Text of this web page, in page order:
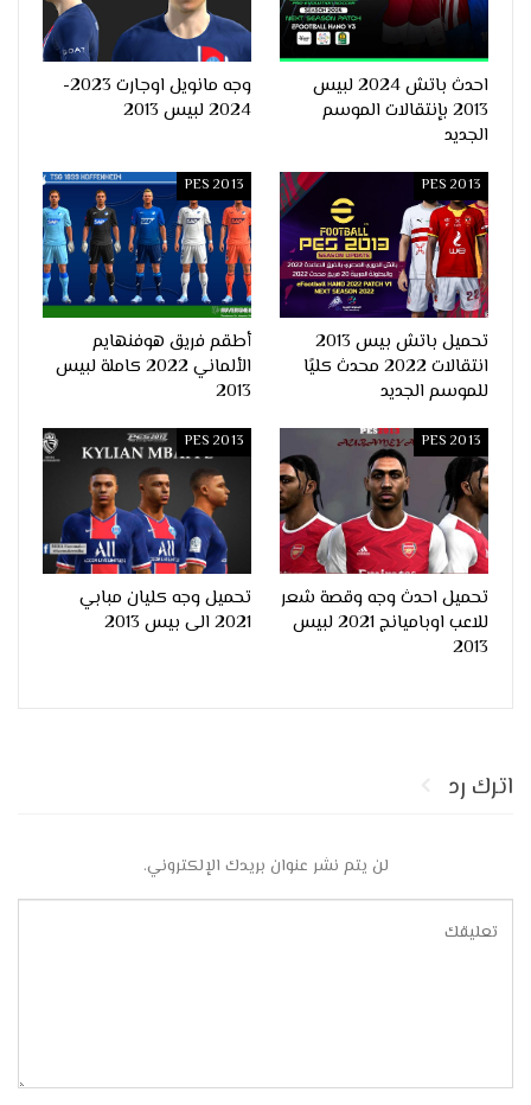
احدث باتش 2024 لبيس
2013 بإنتقالات الموسم
الجديد
وجه مانويل اوجارت 2023-
2024 لبيس 2013
PES 2013
تحميل باتش بيس 2013
انتقالات 2022 محدث كليًا
للموسم الجديد
PES 2013
أطقم فريق هوفنهايم
الألماني 2022 كاملة لبيس
2013
PES 2013
تحميل احدث وجه وقصة شعر
للاعب اوباميانج 2021 لبيس
2013
PES 2013
تحميل وجه كليان مبابي
2021 الى بيس 2013
اترك رد
لن يتم نشر عنوان بريدك الإلكتروني.